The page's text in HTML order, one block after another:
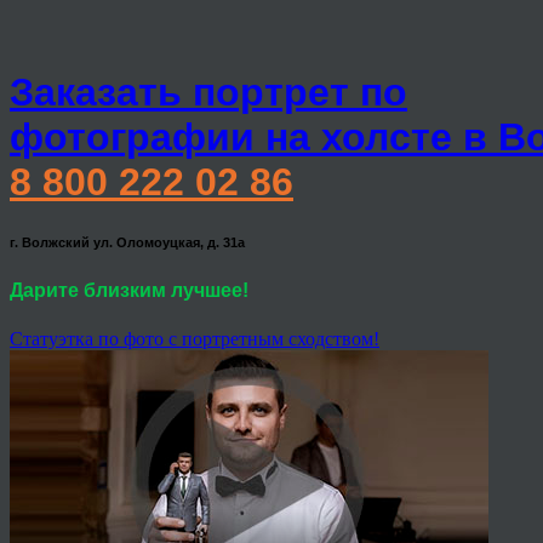
Заказать портрет по
фотографии на холсте в
8 800 222 02 86
г. Волжский ул. Оломоуцкая, д. 31а
Дарите близким лучшее!
Статуэтка по фото с портретным сходством!